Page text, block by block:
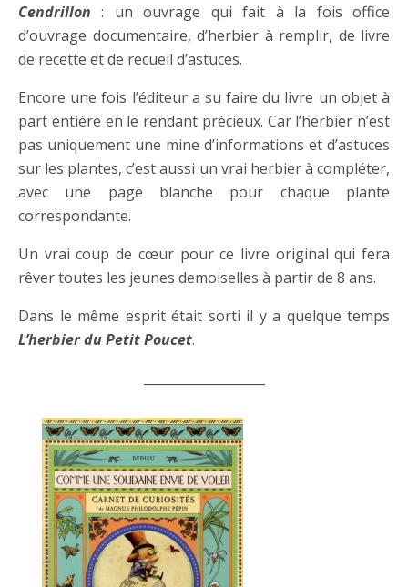
Cendrillon : un ouvrage qui fait à la fois office
d’ouvrage documentaire, d’herbier à remplir, de livre
de recette et de recueil d’astuces.
Encore une fois l’éditeur a su faire du livre un objet à
part entière en le rendant précieux. Car l’herbier n’est
pas uniquement une mine d’informations et d’astuces
sur les plantes, c’est aussi un vrai herbier à compléter,
avec une page blanche pour chaque plante
correspondante.
Un vrai coup de cœur pour ce livre original qui fera
rêver toutes les jeunes demoiselles à partir de 8 ans.
Dans le même esprit était sorti il y a quelque temps
L’herbier du Petit Poucet.